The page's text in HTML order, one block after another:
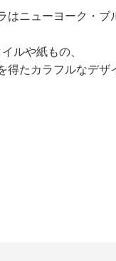
はニューヨーク・ブ
ルや紙もの、
たカラフルなデザ